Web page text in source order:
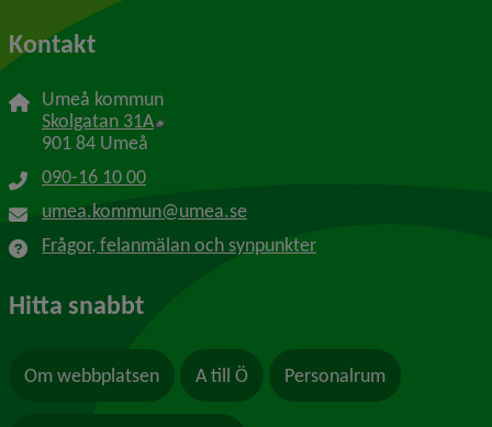
Kontakt
Umeå kommun
Skolgatan 31A Länk till annan webbplats, öppnas i nytt
901 84 Umeå
090-16 10 00
umea.kommun@umea.se
Frågor, felanmälan och synpunkter
Hitta snabbt
Om webbplatsen A till Ö Personalrum